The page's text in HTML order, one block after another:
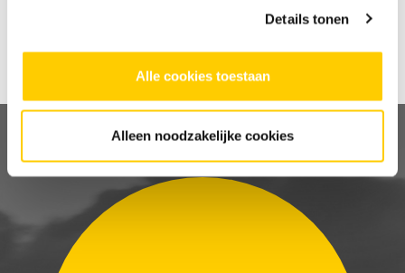
Details tonen
Alle cookies toestaan
Alleen noodzakelijke cookies